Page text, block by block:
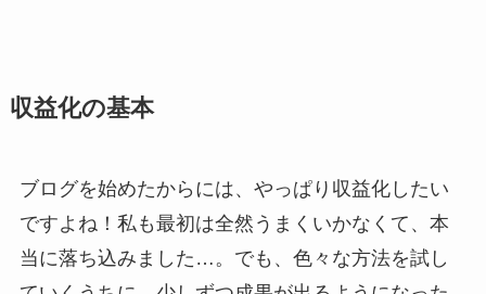
収益化の基本
ブログを始めたからには、やっぱり収益化したい
ですよね！私も最初は全然うまくいかなくて、本
当に落ち込みました…。でも、色々な方法を試し